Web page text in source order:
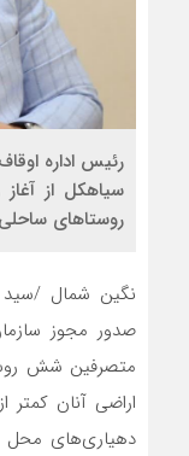
رئیس اداره
سیاهکل از
روستاهای
نگین شمال /سید
صدور مجوز
متصرفین شش
اراضی آنان کمتر
دهیاری‌های محل